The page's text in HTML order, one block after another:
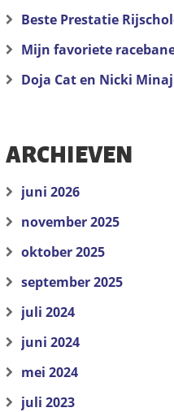
Mijn favoriete
ARCHIEVEN
juni 2026
november 2025
oktober 2025
september 2025
juli 2024
juni 2024
mei 2024
juli 2023